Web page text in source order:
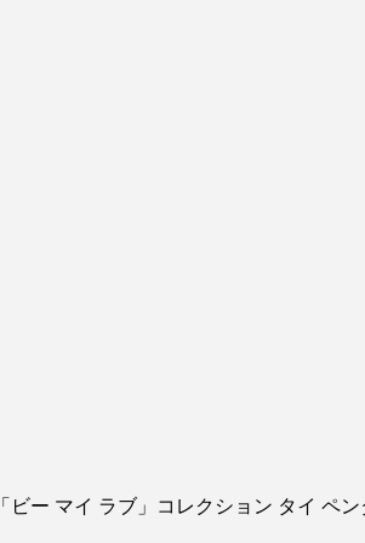
「ビー マイ ラブ」コレクション タイ ペ